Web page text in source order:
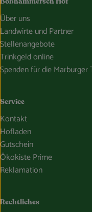
Boßhammersch Hof
Über uns
Landwirte und Partner
Stellenangebote
Trinkgeld online
Spenden für die Marburger
Service
Kontakt
Hofladen
Gutschein
Ökokiste Prime
Reklamation
Rechtliches